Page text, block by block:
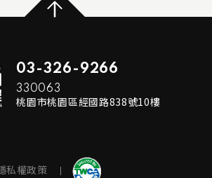
03-326-9266
330063
桃園市桃園區經國路838號10樓
私權政策